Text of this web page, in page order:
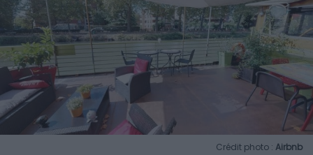
Crédit photo : Airbnb